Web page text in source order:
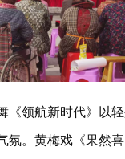
领航新时代》以轻
氛。黄梅戏《果然